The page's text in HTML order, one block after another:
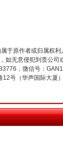
于原作者或归属权
无意侵犯到贵公
，微信号：
号（华声国际大厦
晓